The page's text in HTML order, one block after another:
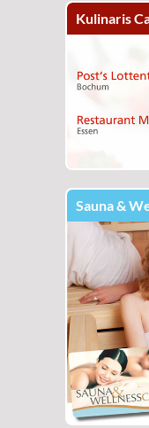
Kulinaris
Sauna &